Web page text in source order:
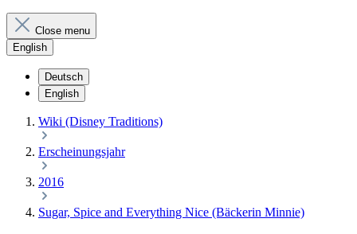
Close menu
English
Deutsch
English
Wiki (Disney Traditions)
Erscheinungsjahr
2016
Sugar, Spice and Everything Nice (Bäckerin Minnie)